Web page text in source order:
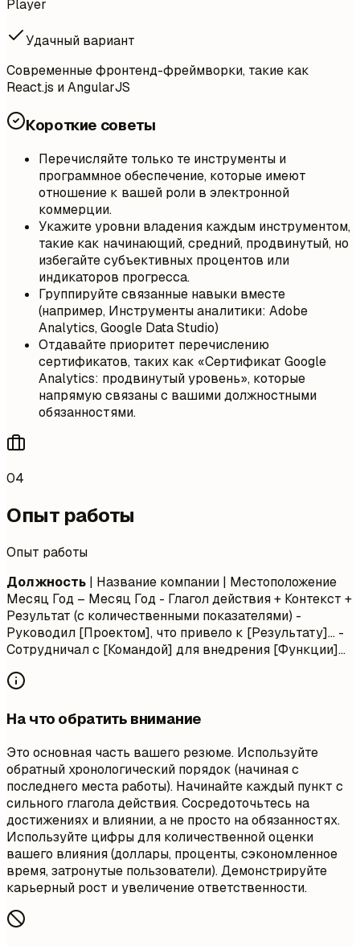
Player
Удачный вариант
Современные фронтенд-фреймворки, такие как
React.js и AngularJS
Короткие советы
Перечисляйте только те инструменты и
программное обеспечение, которые имеют
отношение к вашей роли в электронной
коммерции.
Укажите уровни владения каждым инструментом,
такие как начинающий, средний, продвинутый, но
избегайте субъективных процентов или
индикаторов прогресса.
Группируйте связанные навыки вместе
(например, Инструменты аналитики: Adobe
Analytics, Google Data Studio)
Отдавайте приоритет перечислению
сертификатов, таких как «Сертификат Google
Analytics: продвинутый уровень», которые
напрямую связаны с вашими должностными
обязанностями.
04
Опыт работы
Опыт работы
Должность | Название компании | Местоположение
Месяц Год – Месяц Год - Глагол действия + Контекст +
Результат (с количественными показателями) -
Руководил [Проектом], что привело к [Результату]... -
Сотрудничал с [Командой] для внедрения [Функции]...
На что обратить внимание
Это основная часть вашего резюме. Используйте
обратный хронологический порядок (начиная с
последнего места работы). Начинайте каждый пункт с
сильного глагола действия. Сосредоточьтесь на
достижениях и влиянии, а не просто на обязанностях.
Используйте цифры для количественной оценки
вашего влияния (доллары, проценты, сэкономленное
время, затронутые пользователи). Демонстрируйте
карьерный рост и увеличение ответственности.